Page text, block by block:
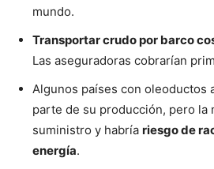
mundo.
Transportar crudo por barco
Las aseguradoras cobrarían
Algunos países con oleoductos
parte de su producción, pero la
suministro y habría riesgo de
energía.